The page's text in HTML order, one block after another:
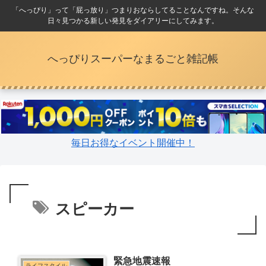
「へっぴり」って「屁っ放り」つまりおならしてることなんですね。そんな
日々見つかる新しい発見をダイアリーにしてみます。
へっぴりスーパーなまるごと雑記帳
毎日お得なイベント開催中！
スピーカー
緊急地震速報